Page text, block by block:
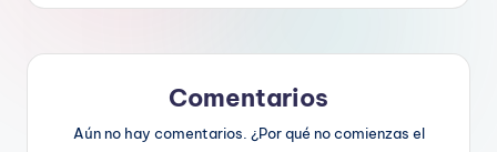
Comentarios
Aún no hay comentarios. ¿Por qué no comienzas el